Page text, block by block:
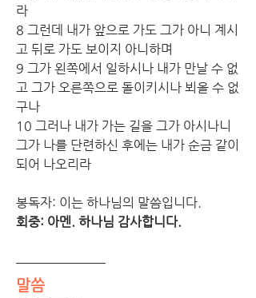
라
8 그런데 내가 앞으로 가도 그가 아니 계시
고 뒤로 가도 보이지 아니하며
9 그가 왼쪽에서 일하시나 내가 만날 수 없
고 그가 오른쪽으로 돌이키시나 뵈올 수 없
구나
10 그러나 내가 가는 길을 그가 아시나니
그가 나를 단련하신 후에는 내가 순금 같이
되어 나오리라
봉독자: 이는 하나님의 말씀입니다.
회중: 아멘. 하나님 감사합니다.
말씀